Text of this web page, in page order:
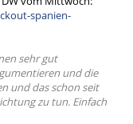
spanien-
sehr gut
und die
und das schon seit
zu tun. Einfach